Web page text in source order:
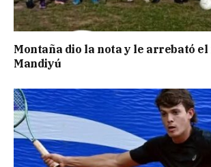
Montaña dio la nota y le arrebató
Mandiyú